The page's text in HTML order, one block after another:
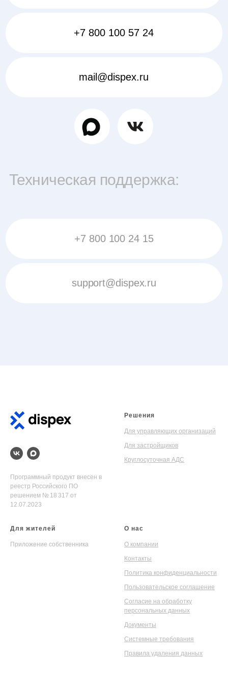
+7 800 100 24 15
support@dispex.ru
Техническая поддержка:
mail@dispex.ru
+7 800 100 57 24
Программный продукт внесен в
реестр Российского ПО
решением № 18 317 от
12.07.2023
Решения
Для управляющих организаций
Для застройщиков
Круглосуточная АДС
Для жителей
Приложение собственника
О нас
О компании
Контакты
Политика конфиденциальности
Пользовательское соглашение
Согласие на обработку
персональных данных
Документы
Системные требования
Правила удаления данных